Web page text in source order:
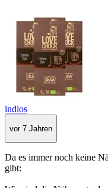
indios
vor 7 Jahren
Da es immer noch keine
gibt: